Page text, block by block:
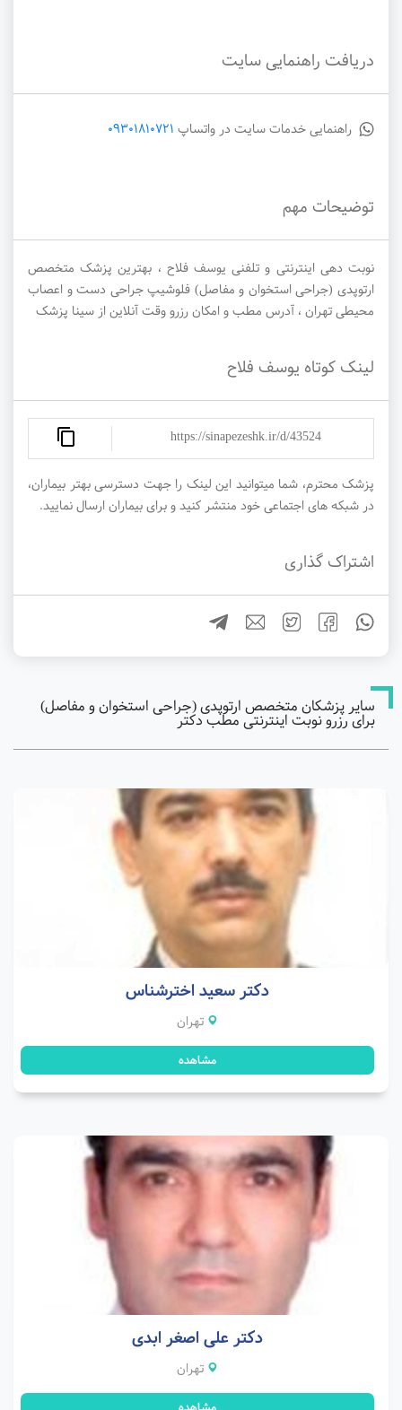
دریافت راهنمایی سایت
راهنمایی خدمات سایت در واتساپ 09301810721
توضیحات مهم
نوبت دهی اینترنتی و تلفنی یوسف فلاح ، بهترین پزشک متخصص
ارتوپدی (جراحی استخوان و مفاصل) فلوشیپ جراحی دست و اعصاب
محیطی تهران ، آدرس مطب و امکان رزرو وقت آنلاین از سینا پزشک
لینک کوتاه یوسف فلاح
https://sinapezeshk.ir/d/43524
پزشک محترم، شما میتوانید این لینک را جهت دسترسی بهتر بیماران،
در شبکه های اجتماعی خود منتشر کنید و برای بیماران ارسال نمایید.
اشتراک گذاری
سایر پزشکان متخصص ارتوپدی (جراحی استخوان و مفاصل)
برای رزرو نوبت اینترنتی مطب دکتر
دکتر سعید اخترشناس
تهران
مشاهده
دکتر علی اصغر ابدی
تهران